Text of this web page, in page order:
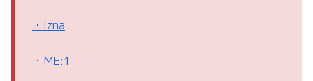
・izna
・ME:1